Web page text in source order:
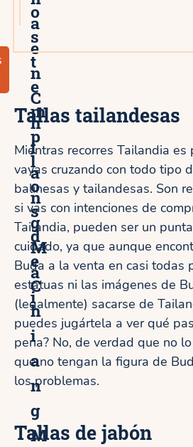
o
s
t
e
m
p
l
o
s
d
e
C
h
i
a
n
g
M
a
e
n
C
h
i
a
n
g
M
a
i
Tallas tailandesas
Mientras recorres Tailandia
vayas cruzando con todo tipo
balinesas y tailandesas. Son
si vas con intenciones de
Tailandia, pueden ser un
cuidado, ya que aunque
Buda a la venta en casi todas
estatuas ni las imágenes de
(legalmente) sacarse de
puedes jugártela a ver qué
pena? No, de verdad que no
que no tengan la figura de
los problemas.
Tallas de jabón